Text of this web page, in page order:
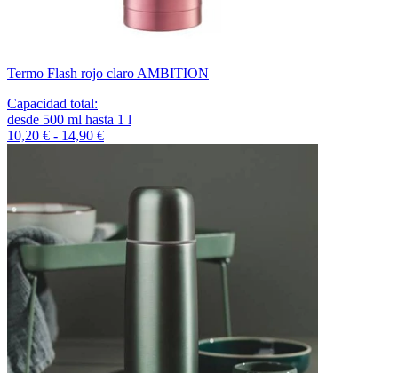
Termo Flash rojo claro AMBITION
Capacidad total:
desde 500 ml hasta 1 l
10,20 € - 14,90 €